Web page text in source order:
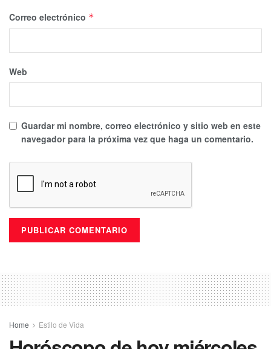
Correo electrónico *
Web
Guardar mi nombre, correo electrónico y sitio web en este
navegador para la próxima vez que haga un comentario.
Home Estilo de Vida